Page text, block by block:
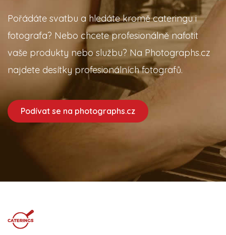
Pořádáte svatbu a hledáte kromě cateringu i
fotografa? Nebo chcete profesionálně nafotit
vaše produkty nebo službu? Na Photographs.cz
najdete desítky profesionálních fotografů.
Podívat se na photographs.cz